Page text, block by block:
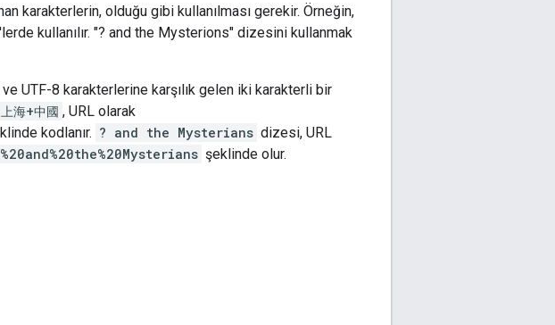
karakterlerin, olduğu gibi kullanılması gerekir. Örneğin,
kullanılır. "? and the Mysterions" dizesini kullanmak
UTF-8 karakterlerine karşılık gelen iki karakterli bir
上海+中國 , URL olarak
kodlanır. ? and the Mysterians dizesi, URL
şeklinde olur.